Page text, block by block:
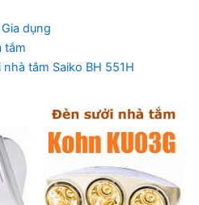
dụng
tắm
tắm Saiko BH 551H